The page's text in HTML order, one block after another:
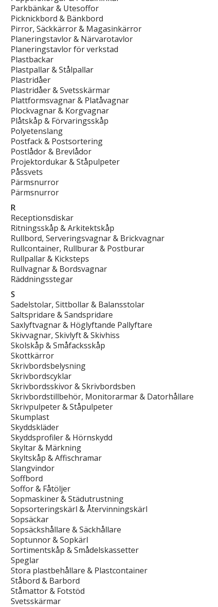
Parkbänkar & Utesoffor
Picknickbord & Bänkbord
Pirror, Säckkärror & Magasinkärror
Planeringstavlor & Närvarotavlor
Planeringstavlor för verkstad
Plastbackar
Plastpallar & Stålpallar
Plastridåer
Plastridåer & Svetsskärmar
Plattformsvagnar & Platåvagnar
Plockvagnar & Korgvagnar
Plåtskåp & Förvaringsskåp
Polyetenslang
Postfack & Postsortering
Postlådor & Brevlådor
Projektordukar & Ståpulpeter
Påssvets
Pärmsnurror
Pärmsnurror
R
Receptionsdiskar
Ritningsskåp & Arkitektskåp
Rullbord, Serveringsvagnar & Brickvagnar
Rullcontainer, Rullburar & Postburar
Rullpallar & Kicksteps
Rullvagnar & Bordsvagnar
Räddningsstegar
S
Sadelstolar, Sittbollar & Balansstolar
Saltspridare & Sandspridare
Saxlyftvagnar & Höglyftande Pallyftare
Skivvagnar, Skivlyft & Skivhiss
Skolskåp & Småfacksskåp
Skottkärror
Skrivbordsbelysning
Skrivbordscyklar
Skrivbordsskivor & Skrivbordsben
Skrivbordstillbehör, Monitorarmar & Datorhållare
Skrivpulpeter & Ståpulpeter
Skumplast
Skyddskläder
Skyddsprofiler & Hörnskydd
Skyltar & Märkning
Skyltskåp & Affischramar
Slangvindor
Soffbord
Soffor & Fåtöljer
Sopmaskiner & Städutrustning
Sopsorteringskärl & Återvinningskärl
Sopsäckar
Sopsäckshållare & Säckhållare
Soptunnor & Sopkärl
Sortimentskåp & Smådelskassetter
Speglar
Stora plastbehållare & Plastcontainer
Ståbord & Barbord
Ståmattor & Fotstöd
Svetsskärmar